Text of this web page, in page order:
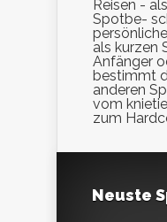
Reisen -
Spotbe-
als kurzen
Anfänger
bestimmt
anderen
vom
zum
Neuste